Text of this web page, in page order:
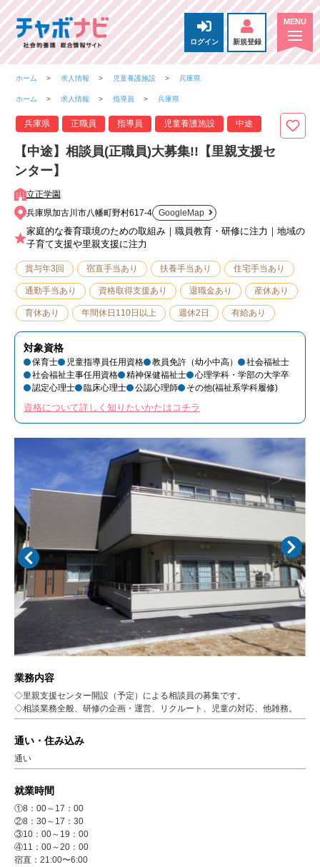
ログイン 新規登録
ホーム 求人情報 児童養護施設 兵庫県
ホーム 求人情報 指導員 兵庫県
兵庫県 正職員 指導員 児童養護施設 中途
【中途】相談員(正職員)大募集!!【里親支援セ
ンター】
立正学園
兵庫県加古川市八幡町野村617-4
GoogleMap
家庭的な養育環境のための取組み｜職員教育・研修に注力｜地域の
子育て支援や里親支援に注力
賞与年3回 宿直手当あり 扶養手当あり 住宅手当あり
通勤手当あり 資格取得支援あり 退職金あり 産休あり
育休あり 年間休日110日以上 週休2日 有給あり
対象資格
保育士 児童指導員任用資格 教員免許（幼小中高）
社会福祉士
社会福祉主事任用資格
精神保健福祉士
心理学科・学部の大学卒
認定心理士
臨床心理士 公認心理師 その他(福祉系学科履修)
資格について詳しく知りたいかたはコチラ
業務内容
◇里親支援センター開設（予定）による相談員の募集です。
◇相談業務全般、研修の企画・運営、リクルート、児童の対応、他雑務。
通い・住み込み
通い
就業時間
①8：00～17：00
②8：30～17：30
③10：00～19：00
④11：00～20：00
宿直：21:00〜6:00